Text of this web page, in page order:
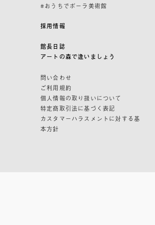
#おうちでポーラ美術館
採用情報
館長日誌
アートの森で逢いましょう
問い合わせ
ご利用規約
個人情報の取り扱いについて
特定商取引法に基づく表記
カスタマーハラスメントに対する基
本方針